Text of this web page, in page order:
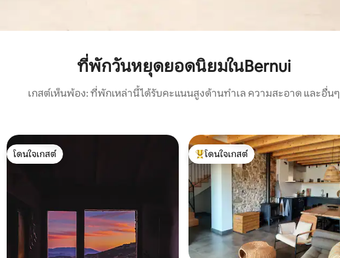
ที่พักวันหยุดยอดนิยมในBernui
เกสต์เห็นพ้อง: ที่พักเหล่านี้ได้รับคะแนนสูงด้านทำเล ความสะอาด และอื่นๆ
โดนใจเกสต์
โดนใจเกสต์
โดนใจเกสต์ที่สุด
โดนใจเกสต์